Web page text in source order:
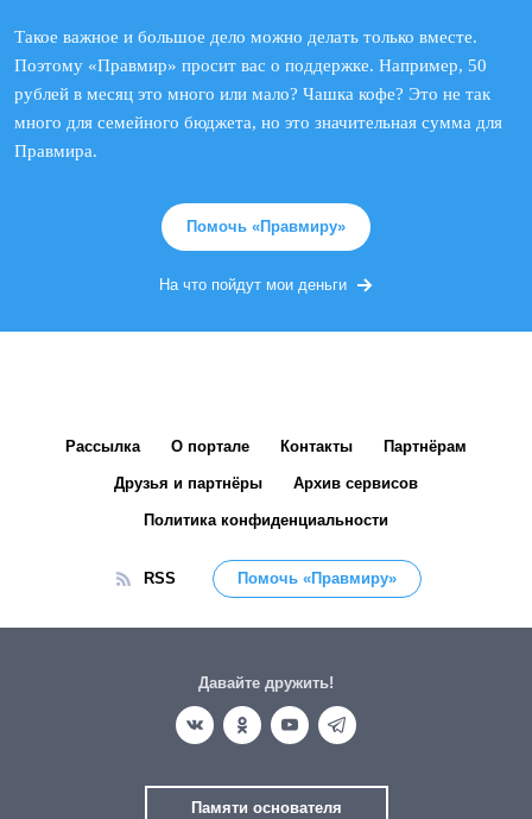
Такое важное и большое дело можно делать только вместе.
Поэтому «Правмир» просит вас о поддержке. Например, 50
рублей в месяц это много или мало? Чашка кофе? Это не так
много для семейного бюджета, но это значительная сумма для
Правмира.
Помочь «Правмиру»
На что пойдут мои деньги
Рассылка О портале Контакты Партнёрам
Друзья и партнёры Архив сервисов
Политика конфиденциальности
RSS Помочь «Правмиру»
Давайте дружить!
Памяти основателя